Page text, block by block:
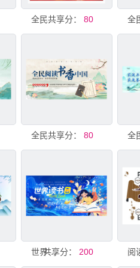
全民阅读周活动宣传展板
共享分： 80
全民阅读 书香中国展板
共享分： 80
世界读书日
共享分： 200